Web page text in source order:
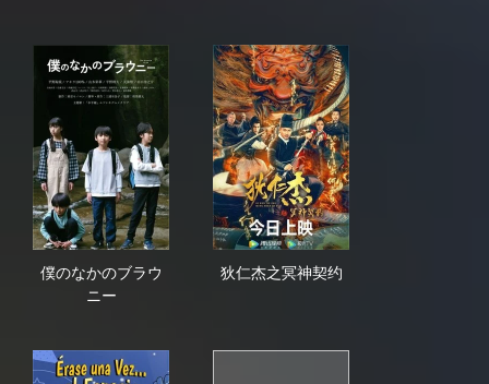
僕のなかのブラウ
ニー
狄仁杰之冥神契约